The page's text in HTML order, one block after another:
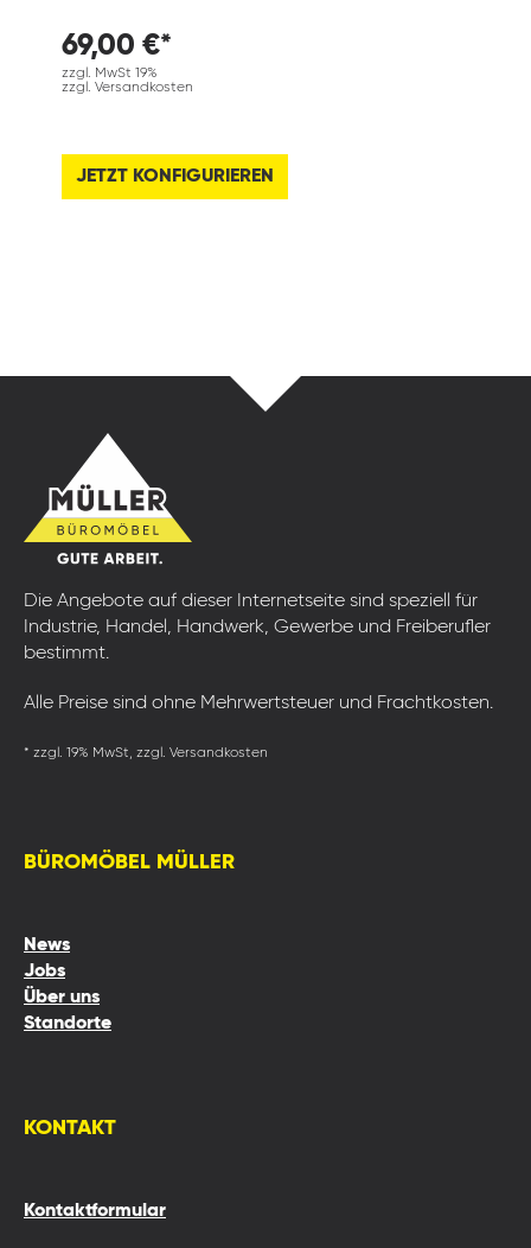
69,00 €*
zzgl. MwSt 19%
zzgl. Versandkosten
JETZT KONFIGURIEREN
Die Angebote auf dieser Internetseite sind speziell für
Industrie, Handel, Handwerk, Gewerbe und Freiberufler
bestimmt.
Alle Preise sind ohne Mehrwertsteuer und Frachtkosten.
* zzgl. 19% MwSt, zzgl. Versandkosten
BÜROMÖBEL MÜLLER
News
Jobs
Über uns
Standorte
KONTAKT
Kontaktformular